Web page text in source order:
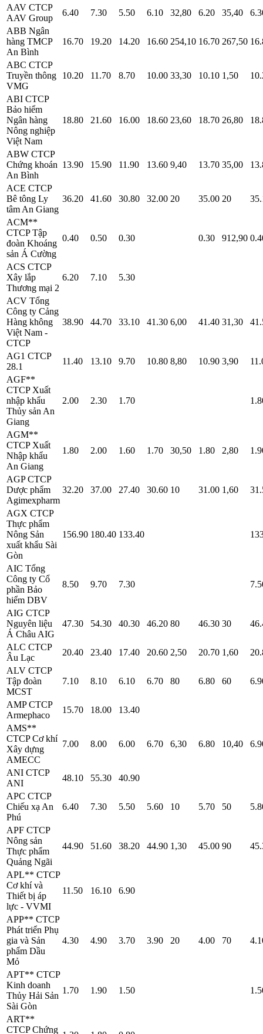
AAV CTCP
AAV Group
6.40 7.30 5.50 6.10 32,80 6.20 35,40
ABB Ngân
hàng TMCP
An Bình
16.70 19.20 14.20 16.60 254,10 16.70 267,50
ABC CTCP
Truyền thông
VMG
10.20 11.70 8.70 10.00 33,30 10.10 1,50
ABI CTCP
Bảo hiểm
Ngân hàng
Nông nghiệp
Việt Nam
18.80 21.60 16.00 18.60 23,60 18.70 26,80
ABW CTCP
Chứng khoán
An Bình
13.90 15.90 11.90 13.60 9,40 13.70 35,00
ACE CTCP
Bê tông Ly
tâm An Giang
36.20 41.60 30.80 32.00 20 35.00 20
ACM**
CTCP Tập
đoàn Khoáng
sản Á Cường
0.40 0.50 0.30 0.30 912,90
ACS CTCP
Xây lắp
Thương mại 2
6.20 7.10 5.30
ACV Tổng
Công ty Cảng
Hàng không
Việt Nam -
CTCP
38.90 44.70 33.10 41.30 6,00 41.40 31,30
AG1 CTCP
28.1
11.40 13.10 9.70 10.80 8,80 10.90 3,90
AGF**
CTCP Xuất
nhập khẩu
Thủy sản An
Giang
2.00 2.30 1.70
AGM**
CTCP Xuất
Nhập khẩu
An Giang
1.80 2.00 1.60 1.70 30,50 1.80 2,80
AGPCTCP
Dược phẩm
Agimexpharm
32.20 37.00 27.40 30.60 10 31.00 1,60
AGX CTCP
Thực phẩm
Nông Sản
xuất khẩu Sài
Gòn
156.90 180.40 133.40
AIC Tổng
Công ty Cổ
phần Bảo
hiểm DBV
8.50 9.70 7.30
AIG CTCP
Nguyên liệu
Á Châu AIG
47.30 54.30 40.30 46.20 80 46.30 30
ALC CTCP
Âu Lạc
20.40 23.40 17.40 20.60 2,50 20.70 1,60
ALV CTCP
Tập đoàn
MCST
7.10 8.10 6.10 6.70 80 6.80 60
AMPCTCP
Armephaco
15.70 18.00
13.40
AMS**
CTCP Cơ khí
Xây dựng
AMECC
7.00 8.00 6.00 6.70 6,30 6.80 10,40
ANI CTCP
ANI
48.10 55.30
40.90
APC CTCP
Chiếu xạ An
Phú
6.40 7.30 5.50 5.60 10 5.70 50
APF CTCP
Nông sản
Thực phẩm
Quảng Ngãi
44.90 51.60 38.20 44.90 1,30 45.00 90
APL** CTCP
Cơ khí và
Thiết bị áp
lực - VVMI
11.50 16.10 6.90
APP** CTCP
Phát triển Phụ
gia và Sản
phẩm Dầu
Mỏ
4.30 4.90 3.70 3.90 20 4.00 70
APT** CTCP
Kinh doanh
Thủy Hải Sản
Sài Gòn
1.70 1.90 1.50
ART**
CTCP Chứng